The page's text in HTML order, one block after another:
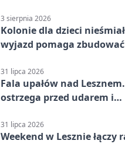
3 sierpnia 2026
Kolonie dla dzieci
wyjazd pomaga
31 lipca 2026
Fala upałów nad
ostrzega przed udarem i
31 lipca 2026
Weekend w Lesznie łączy